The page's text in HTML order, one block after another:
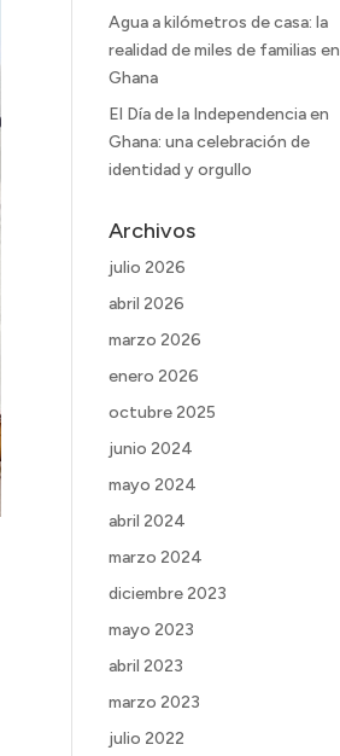
Agua a kilómetros de casa: la
realidad de miles de familias en
Ghana
El Día de la Independencia en
Ghana: una celebración de
identidad y orgullo
Archivos
julio 2026
abril 2026
marzo 2026
enero 2026
octubre 2025
junio 2024
mayo 2024
abril 2024
marzo 2024
diciembre 2023
mayo 2023
abril 2023
marzo 2023
julio 2022